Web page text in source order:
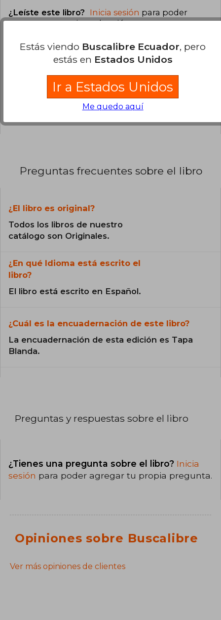
¿Leíste este libro? Inicia sesión para poder
agregar tu propia evaluación.
0% (0)
0% (0)
0% (0)
0% (0)
0% (0)
Preguntas frecuentes sobre el libro
¿El libro es original?
Todos los libros de nuestro
catálogo son Originales.
¿En qué Idioma está escrito el
libro?
El libro está escrito en Español.
¿Cuál es la encuadernación de este libro?
La encuadernación de esta edición es Tapa
Blanda.
Preguntas y respuestas sobre el libro
¿Tienes una pregunta sobre el libro? Inicia
sesión para poder agregar tu propia pregunta.
Opiniones sobre Buscalibre
Ver más opiniones de clientes
Estás viendo Buscalibre Ecuador, pero
estás en Estados Unidos
Ir a Estados Unidos
Me quedo aquí